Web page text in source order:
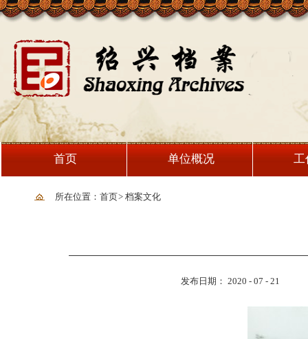
首页 单位概况 工
所在位置：首页> 档案文化
发布日期： 2020 - 07 - 21